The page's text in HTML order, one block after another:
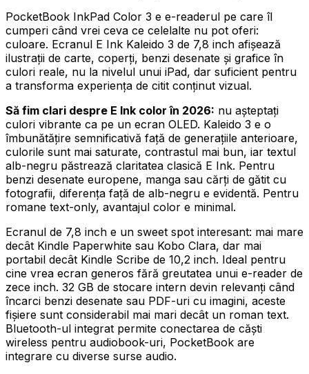
PocketBook InkPad Color 3 e e-readerul pe care îl
cumperi când vrei ceva ce celelalte nu pot oferi:
culoare. Ecranul E Ink Kaleido 3 de 7,8 inch afișează
ilustrații de carte, coperți, benzi desenate și grafice în
culori reale, nu la nivelul unui iPad, dar suficient pentru
a transforma experiența de citit conținut vizual.
Să fim clari despre E Ink color în 2026: nu așteptați
culori vibrante ca pe un ecran OLED. Kaleido 3 e o
îmbunătățire semnificativă față de generațiile anterioare,
culorile sunt mai saturate, contrastul mai bun, iar textul
alb-negru păstrează claritatea clasică E Ink. Pentru
benzi desenate europene, manga sau cărți de gătit cu
fotografii, diferența față de alb-negru e evidentă. Pentru
romane text-only, avantajul color e minimal.
Ecranul de 7,8 inch e un sweet spot interesant: mai mare
decât Kindle Paperwhite sau Kobo Clara, dar mai
portabil decât Kindle Scribe de 10,2 inch. Ideal pentru
cine vrea ecran generos fără greutatea unui e-reader de
zece inch. 32 GB de stocare intern devin relevanți când
încarci benzi desenate sau PDF-uri cu imagini, aceste
fișiere sunt considerabil mai mari decât un roman text.
Bluetooth-ul integrat permite conectarea de căști
wireless pentru audiobook-uri, PocketBook are
integrare cu diverse surse audio.